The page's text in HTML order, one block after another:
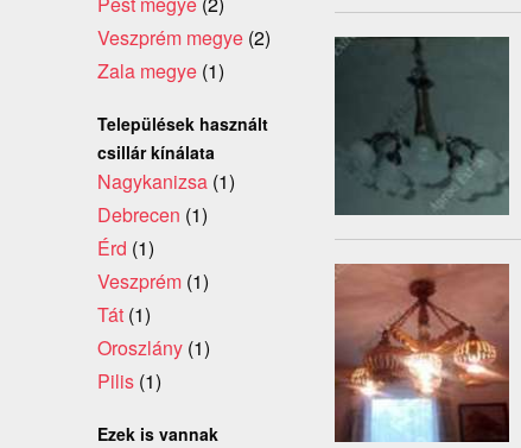
Veszprém megye (2)
Zala megye (1)
Települések használt
csillár kínálata
Nagykanizsa (1)
Debrecen (1)
Érd (1)
Veszprém (1)
Tát (1)
Oroszlány (1)
Pilis (1)
Ezek is vannak